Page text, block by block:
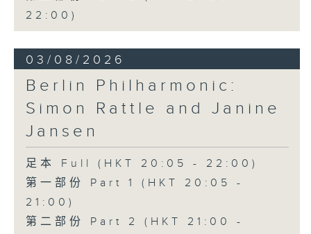
22:00)
03/08/2026
Berlin Philharmonic:
Simon Rattle and Janine
Jansen
足本 Full (HKT 20:05 - 22:00)
第一部份 Part 1 (HKT 20:05 -
21:00)
第二部份 Part 2 (HKT 21:00 -